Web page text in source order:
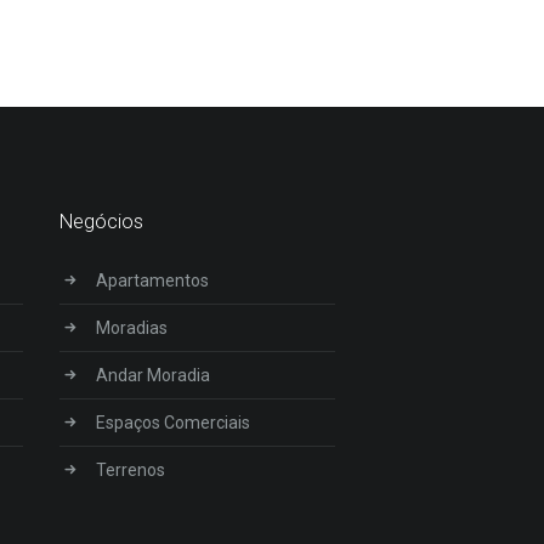
Negócios
Apartamentos
Moradias
Andar Moradia
Espaços Comerciais
Terrenos